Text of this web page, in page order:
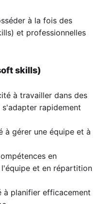
à la fois des
et professionnelles
skills)
à travailler dans des
rapidement
à gérer une équipe et à
en
et en répartition
à planifier efficacement